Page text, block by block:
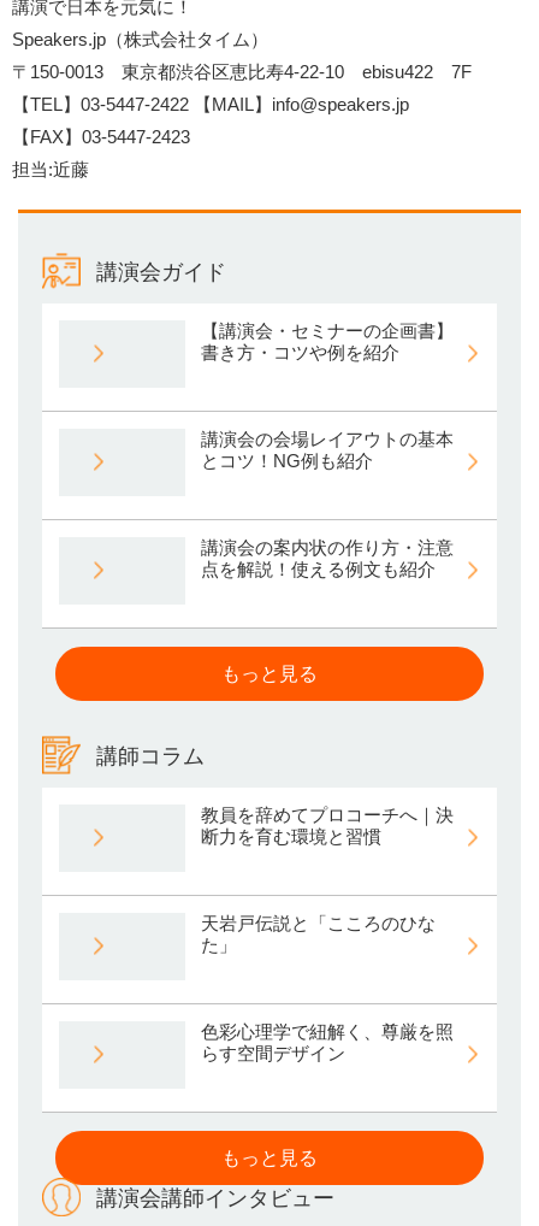
講演で日本を元気に！
Speakers.jp（株式会社タイム）
〒150-0013 東京都渋谷区恵比寿4-22-10 ebisu422 7F
【TEL】03-5447-2422 【MAIL】 info@speakers.jp
【FAX】03-5447-2423
担当:近藤
講演会ガイド
【講演会・セミナーの企画書】
書き方・コツや例を紹介
講演会の会場レイアウトの基本
とコツ！NG例も紹介
講演会の案内状の作り方・注意
点を解説！使える例文も紹介
もっと見る
講師コラム
教員を辞めてプロコーチへ｜決
断力を育む環境と習慣
天岩戸伝説と「こころのひな
た」
色彩心理学で紐解く、尊厳を照
らす空間デザイン
もっと見る
講演会講師インタビュー